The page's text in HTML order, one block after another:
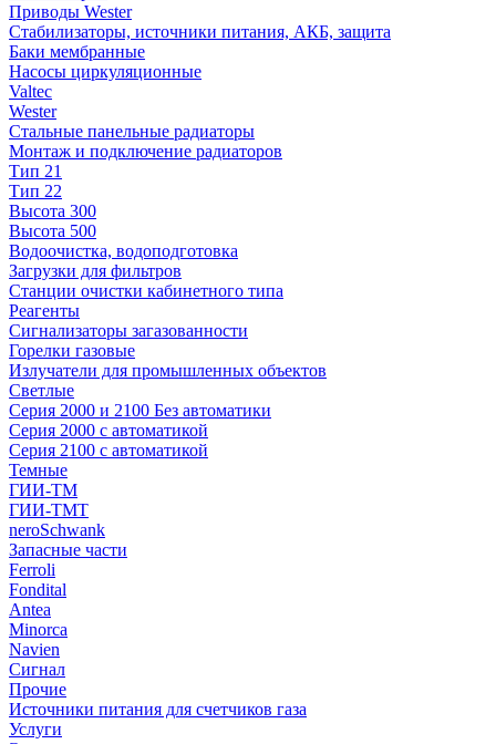
Приводы Wester
Стабилизаторы, источники питания, АКБ, защита
Баки мембранные
Насосы циркуляционные
Valtec
Wester
Стальные панельные радиаторы
Монтаж и подключение радиаторов
Тип 21
Тип 22
Высота 300
Высота 500
Водоочистка, водоподготовка
Загрузки для фильтров
Станции очистки кабинетного типа
Реагенты
Сигнализаторы загазованности
Горелки газовые
Излучатели для промышленных объектов
Светлые
Серия 2000 и 2100 Без автоматики
Серия 2000 с автоматикой
Серия 2100 с автоматикой
Темные
ГИИ-ТМ
ГИИ-ТМТ
neroSchwank
Запасные части
Ferroli
Fondital
Antea
Minorca
Navien
Сигнал
Прочие
Источники питания для счетчиков газа
Услуги